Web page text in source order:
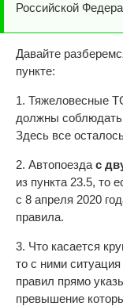
Российской
Давайте
пункте:
1. Тяжеловесные
должны соблюдать
Здесь все
2. Автопоезда с
из пункта 23.5, то
с 8 апреля 2020
правила.
3. Что касается
то с ними
правил прямо
превышение